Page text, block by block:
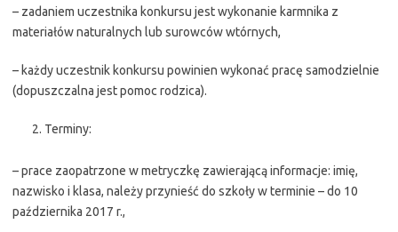
– zadaniem uczestnika konkursu jest wykonanie karmnika z
materiałów naturalnych lub surowców wtórnych,
– każdy uczestnik konkursu powinien wykonać pracę samodzielnie
(dopuszczalna jest pomoc rodzica).
Terminy:
– prace zaopatrzone w metryczkę zawierającą informacje: imię,
nazwisko i klasa, należy przynieść do szkoły w terminie – do 10
października 2017 r.,